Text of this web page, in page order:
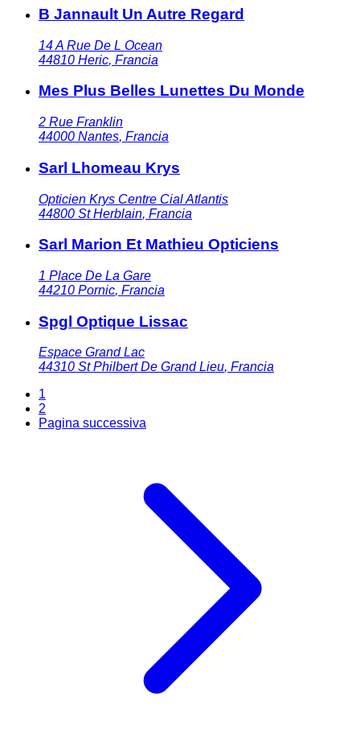
B Jannault Un Autre Regard
14 A Rue De L Ocean
44810 Heric, Francia
Mes Plus Belles Lunettes Du Monde
2 Rue Franklin
44000 Nantes, Francia
Sarl Lhomeau Krys
Opticien Krys Centre Cial Atlantis
44800 St Herblain, Francia
Sarl Marion Et Mathieu Opticiens
1 Place De La Gare
44210 Pornic, Francia
Spgl Optique Lissac
Espace Grand Lac
44310 St Philbert De Grand Lieu, Francia
1
2
Pagina successiva